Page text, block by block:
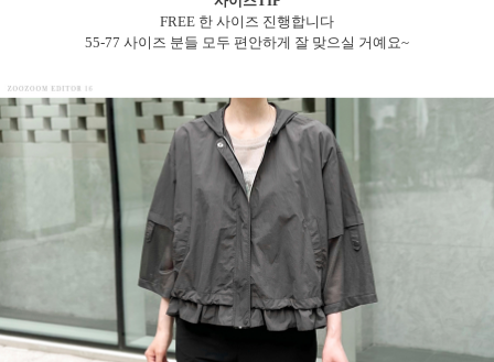
FREE 한 사이즈 진행합니다
55-77 사이즈 분들 모두 편안하게 잘 맞으실 거예요~